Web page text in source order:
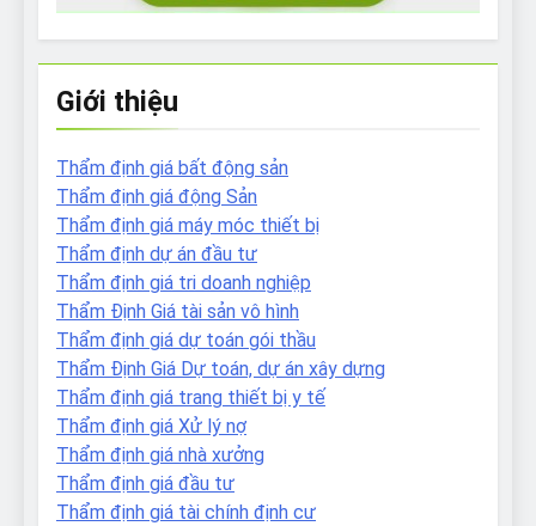
Giới thiệu
Thẩm định giá bất động sản
Thẩm định giá động Sản
Thẩm định giá máy móc thiết bị
Thẩm định dự án đầu tư
Thẩm định giá tri doanh nghiệp
Thẩm Định Giá tài sản vô hình
Thẩm định giá dự toán gói thầu
Thẩm Định Giá Dự toán, dự án xây dựng
Thẩm định giá trang thiết bị y tế
Thẩm định giá Xử lý nợ
Thẩm định giá nhà xưởng
Thẩm định giá đầu tư
Thẩm định giá tài chính định cư